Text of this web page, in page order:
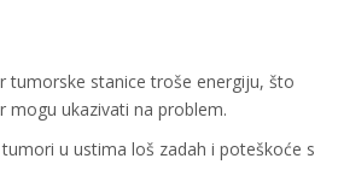
tumorske stanice troše energiju, što
ukazivati na problem.
u ustima loš zadah i poteškoće s